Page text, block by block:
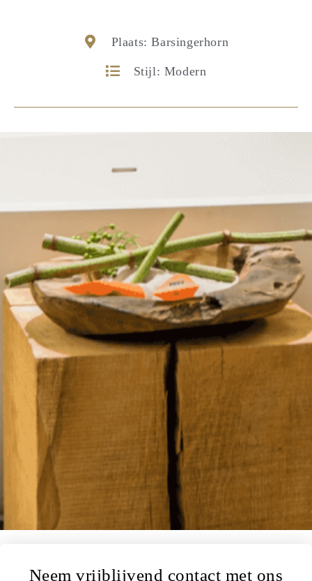
Plaats: Barsingerhorn
Stijl: Modern
Neem vrijblijvend contact met ons